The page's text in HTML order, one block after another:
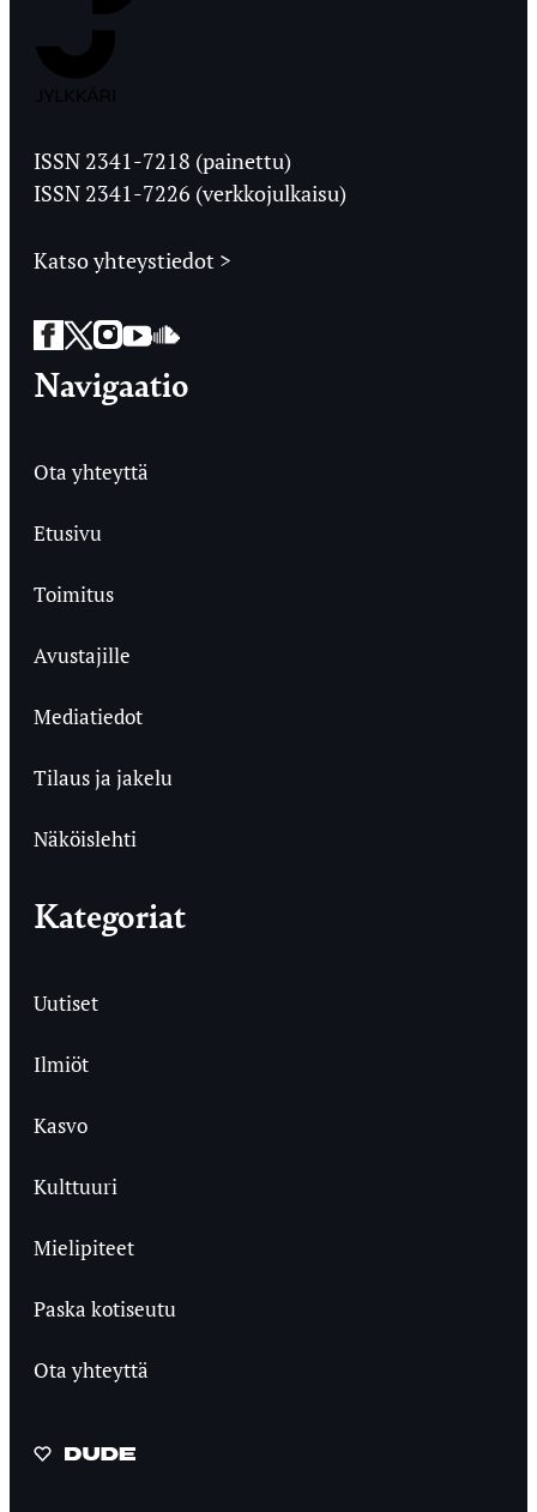
Ylioppilaslehti
ISSN 2341-7218 (painettu)
ISSN 2341-7226 (verkkojulkaisu)
Katso yhteystiedot >
Facebook
Twitter
Instagram
YouTube
SoundCloud
Navigaatio
Ota yhteyttä
Etusivu
Toimitus
Avustajille
Mediatiedot
Tilaus ja jakelu
Näköislehti
Kategoriat
Uutiset
Ilmiöt
Kasvo
Kulttuuri
Mielipiteet
Paska kotiseutu
Ota yhteyttä